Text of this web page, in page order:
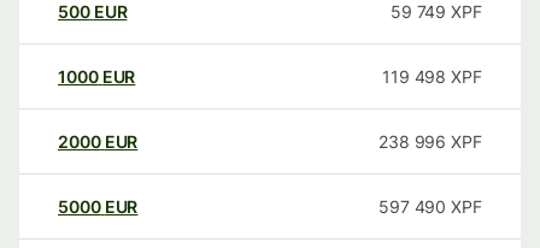
500 EUR 59 749 XPF
1000 EUR 119 498 XPF
2000 EUR 238 996 XPF
5000 EUR 597 490 XPF